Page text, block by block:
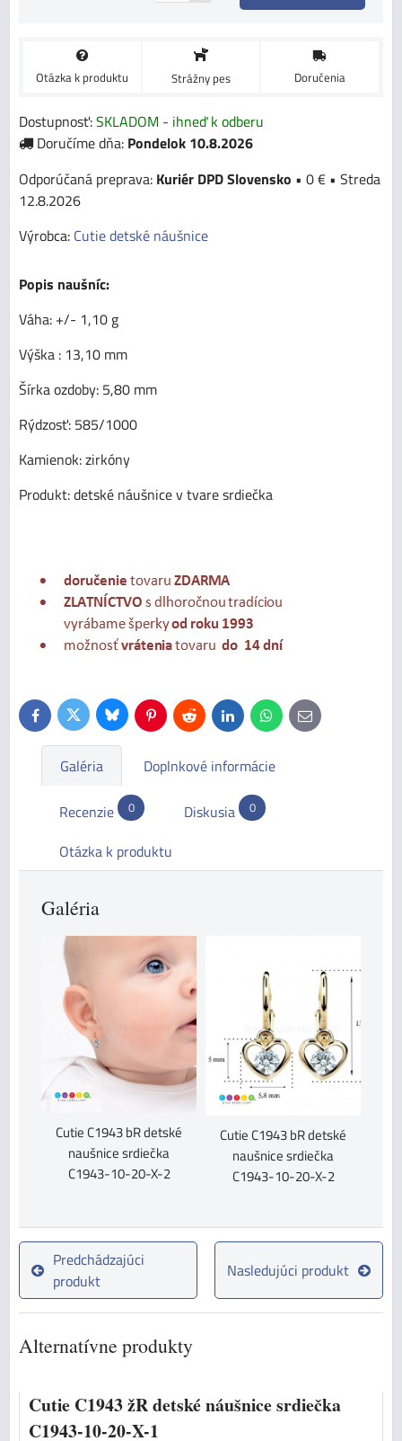
Otázka k produktu Strážny pes Doručenia
Dostupnosť:SKLADOM - ihneď k odberu
Doručíme dňa: Pondelok 10.8.2026
Kuriér DPD Slovensko • 0 € • Streda
12.8.2026
Výrobca: Cutie detské náušnice
Popis naušníc:
Váha: +/- 1,10 g
Výška : 13,10 mm
Šírka ozdoby: 5,80 mm
Rýdzosť: 585/1000
Kamienok: zirkóny
Produkt: detské náušnice v tvare srdiečka
FacebookTwitterBlueskyPinterestReddit LinkedInWhatsApp
E-
mail
Galéria Doplnkové informácie
Recenzie 0 Diskusia 0
Otázka k produktu
Galéria
Cutie C1943 bR detské
naušnice srdiečka
C1943-10-20-X-2
Cutie C1943 bR detské
naušnice srdiečka
C1943-10-20-X-2
Predchádzajúci
produkt
Nasledujúci produkt
Alternatívne produkty
Cutie C1943 žR detské náušnice srdiečka
C1943-10-20-X-1